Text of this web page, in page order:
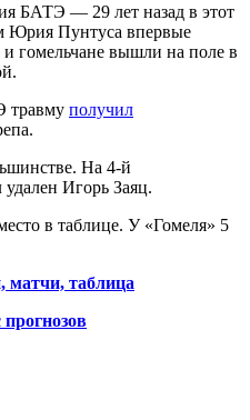
БАТЭ — 29 лет назад в этот
Юрия Пунтуса впервые
и гомельчане вышли на поле в
травму получил
На 4-й
Игорь Заяц.
в таблице. У «Гомеля» 5
матчи, таблица